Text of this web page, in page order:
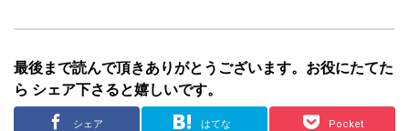
最後まで読んで頂きありがとうございます。お役にたてた
ら シェア下さると嬉しいです。
シェア はてな Pocket